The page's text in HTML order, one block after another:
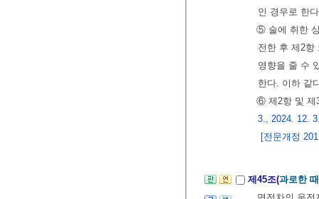
인 경우로 한
⑤ 술에 취한
전한 후 제2항
영향을 줄 수
한다. 이하 같
⑥ 제2항 및 제
3., 2024. 12.
[전문개정
제45조(과로한